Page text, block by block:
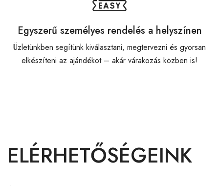
Egyszerű személyes rendelés a helyszínen
Üzletünkben segítünk kiválasztani, megtervezni és gyorsan
elkészíteni az ajándékot – akár várakozás közben is!
ELÉRHETŐSÉGEINK